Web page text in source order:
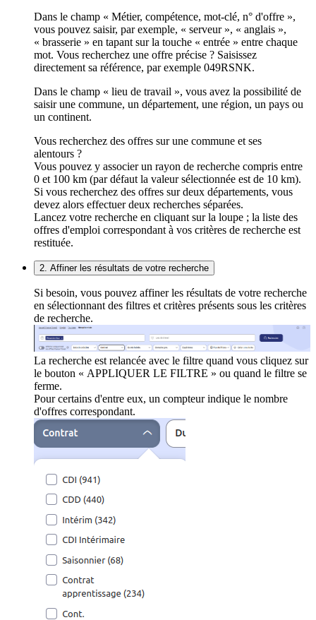
Dans le champ « Métier, compétence, mot-clé, n° d'offre »,
vous pouvez saisir, par exemple, « serveur », « anglais »,
« brasserie » en tapant sur la touche « entrée » entre chaque
mot. Vous recherchez une offre précise ? Saisissez
directement sa référence, par exemple 049RSNK.
Dans le champ « lieu de travail », vous avez la possibilité de
saisir une commune, un département, une région, un pays ou
un continent.
Vous recherchez des offres sur une commune et ses
alentours ?
Vous pouvez y associer un rayon de recherche compris entre
0 et 100 km (par défaut la valeur sélectionnée est de 10 km).
Si vous recherchez des offres sur deux départements, vous
devez alors effectuer deux recherches séparées.
Lancez votre recherche en cliquant sur la loupe ; la liste des
offres d'emploi correspondant à vos critères de recherche est
restituée.
2. Affiner les résultats de votre recherche
Si besoin, vous pouvez affiner les résultats de votre recherche
en sélectionnant des filtres et critères présents sous les critères
de recherche.
La recherche est relancée avec le filtre quand vous cliquez sur
le bouton « APPLIQUER LE FILTRE » ou quand le filtre se
ferme.
Pour certains d'entre eux, un compteur indique le nombre
d'offres correspondant.